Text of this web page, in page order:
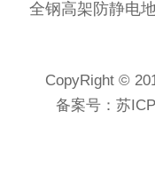
全钢高架防静电
CopyRight ©
备案号： 苏